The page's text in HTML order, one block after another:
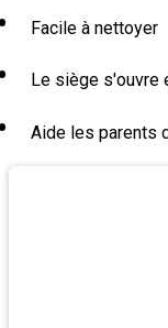
Facile à nettoyer
Le siège s'ouvre
Aide les parents